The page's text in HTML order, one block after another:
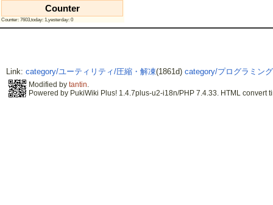
Counter
Counter: 7603,today: 1,yesterday: 0
Link: category/ユーティリティ/圧縮・解凍(1861d) category/プログラミン
Modified by tantin.
Powered by PukiWiki Plus! 1.4.7plus-u2-i18n/PHP 7.4.33. HTML convert